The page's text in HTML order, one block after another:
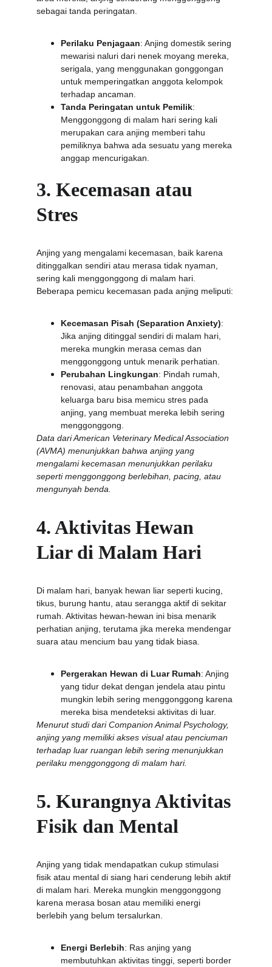
sebagai tanda peringatan.
Perilaku Penjagaan: Anjing domestik sering
mewarisi naluri dari nenek moyang mereka,
serigala, yang menggunakan gonggongan
untuk memperingatkan anggota kelompok
terhadap ancaman.
Tanda Peringatan untuk Pemilik:
Menggonggong di malam hari sering kali
merupakan cara anjing memberi tahu
pemiliknya bahwa ada sesuatu yang mereka
anggap mencurigakan.
3. Kecemasan atau
Stres
Anjing yang mengalami kecemasan, baik karena
ditinggalkan sendiri atau merasa tidak nyaman,
sering kali menggonggong di malam hari.
Beberapa pemicu kecemasan pada anjing meliputi:
Kecemasan Pisah (Separation Anxiety):
Jika anjing ditinggal sendiri di malam hari,
mereka mungkin merasa cemas dan
menggonggong untuk menarik perhatian.
Perubahan Lingkungan: Pindah rumah,
renovasi, atau penambahan anggota
keluarga baru bisa memicu stres pada
anjing, yang membuat mereka lebih sering
menggonggong.
Data dari American Veterinary Medical Association
(AVMA) menunjukkan bahwa anjing yang
mengalami kecemasan menunjukkan perilaku
seperti menggonggong berlebihan, pacing, atau
mengunyah benda.
4. Aktivitas Hewan
Liar di Malam Hari
Di malam hari, banyak hewan liar seperti kucing,
tikus, burung hantu, atau serangga aktif di sekitar
rumah. Aktivitas hewan-hewan ini bisa menarik
perhatian anjing, terutama jika mereka mendengar
suara atau mencium bau yang tidak biasa.
Pergerakan Hewan di Luar Rumah: Anjing
yang tidur dekat dengan jendela atau pintu
mungkin lebih sering menggonggong karena
mereka bisa mendeteksi aktivitas di luar.
Menurut studi dari Companion Animal Psychology,
anjing yang memiliki akses visual atau penciuman
terhadap luar ruangan lebih sering menunjukkan
perilaku menggonggong di malam hari.
5. Kurangnya Aktivitas
Fisik dan Mental
Anjing yang tidak mendapatkan cukup stimulasi
fisik atau mental di siang hari cenderung lebih aktif
di malam hari. Mereka mungkin menggonggong
karena merasa bosan atau memiliki energi
berlebih yang belum tersalurkan.
Energi Berlebih: Ras anjing yang
membutuhkan aktivitas tinggi, seperti border